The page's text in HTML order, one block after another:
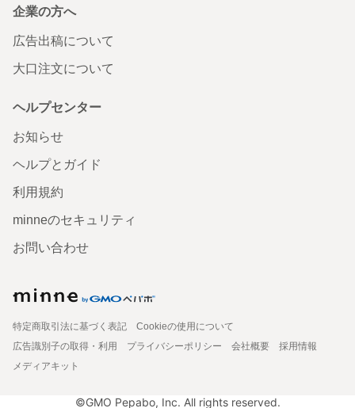
企業の方へ
広告出稿について
大口注文について
ヘルプセンター
お知らせ
ヘルプとガイド
利用規約
minneのセキュリティ
お問い合わせ
特定商取引法に基づく表記
Cookieの使用について
広告識別子の取得・利用
プライバシーポリシー 会社概要
採用情報
メディアキット
©GMO Pepabo, Inc. All rights reserved.